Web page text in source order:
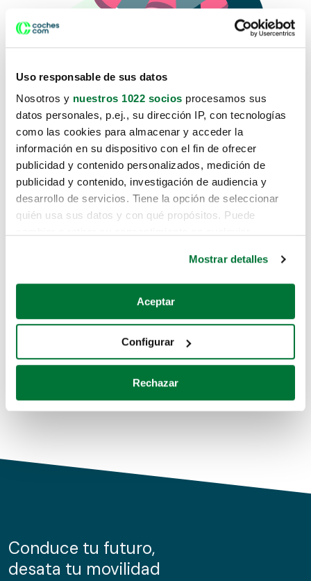
Uso responsable de sus datos
Nosotros y nuestros 1022 socios procesamos sus
datos personales, p.ej., su dirección IP, con tecnologías
como las cookies para almacenar y acceder la
información en su dispositivo con el fin de ofrecer
publicidad y contenido personalizados, medición de
publicidad y contenido, investigación de audiencia y
desarrollo de servicios. Tiene la opción de seleccionar
quién usa sus datos y con qué propósitos. Puede
Si lo permite, también quisiéramos:
Recopilar información sobre su ubicación geográfica
Identificar su dispositivo analizándolo activamente
para buscar características específicas (huellas
Obtenga más información sobre cómo se procesan sus
de cookies.
información sobre el uso que haga del sitio web con
nuestros partners de redes sociales, publicidad y análisis
Mostrar detalles
Aceptar
Configurar
Rechazar
Lo sentimos, no sabemos como
te hemos traido hasta aquí.
Pero puedes encontrar el coche que estás
buscando en alguno de estos enlaces:
Coches de segunda mano
Coches de km0
Conduce tu futuro,
desata tu movilidad